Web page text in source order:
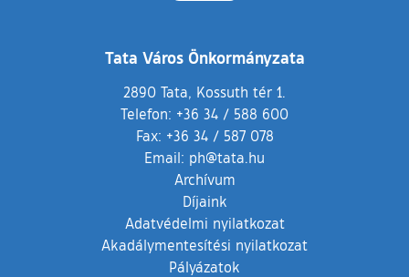
Tata Város Önkormányzata
2890 Tata, Kossuth tér 1.
Telefon: +36 34 / 588 600
Fax: +36 34 / 587 078
Email: ph@tata.hu
Archívum(külső hivatkozás)
Díjaink
Adatvédelmi nyilatkozat
Akadálymentesítési nyilatkozat
Pályázatok